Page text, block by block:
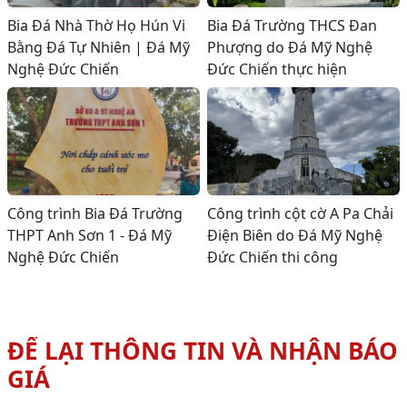
Bia Đá Nhà Thờ Họ Hún Vi
Bằng Đá Tự Nhiên | Đá Mỹ
Nghệ Đức Chiến
Bia Đá Trường THCS Đan
Phượng do Đá Mỹ Nghệ
Đức Chiến thực hiện
Công trình Bia Đá Trường
THPT Anh Sơn 1 - Đá Mỹ
Nghệ Đức Chiến
Công trình cột cờ A Pa Chải
Điện Biên do Đá Mỹ Nghệ
Đức Chiến thi công
ĐỂ LẠI THÔNG TIN VÀ NHẬN BÁO
GIÁ